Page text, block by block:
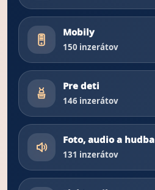
Mobily
150 inzerátov
Pre deti
146 inzerátov
Foto, audio a hudba
131 inzerátov